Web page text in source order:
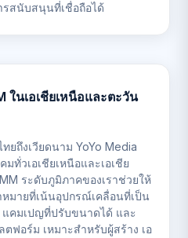
รสนับสนุนที่เชื่อถือได้
ในเอเชียเหนือและตะวัน
ยถึงเวียดนาม YoYo Media
ทั่วเอเชียเหนือและเอเชีย
ระดับภูมิภาคของเราช่วยให้
หมายที่เน้นอุปกรณ์เคลื่อนที่เป็น
แคมเปญที่ปรับขนาดได้ และ
ฟอร์ม เหมาะสำหรับผู้สร้าง เอ